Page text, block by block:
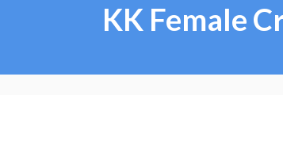
KK Female